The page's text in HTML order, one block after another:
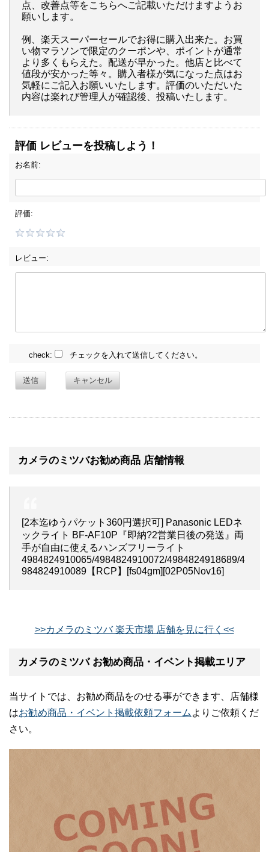
点、改善点等をこちらへご記載いただけますようお
願いします。
例、楽天スーパーセールでお得に購入出来た。お買
い物マラソンで限定のクーポンや、ポイントが通常
より多くもらえた。配送が早かった。他店と比べて
値段が安かった等々。購入者様が気になった点はお
気軽にご記入お願いいたします。評価のいただいた
内容は楽れび管理人が確認後、投稿いたします。
評価 レビューを投稿しよう！
お名前:
評価:
レビュー:
check: チェックを入れて送信してください。
送信 キャンセル
カメラのミツバお勧め商品 店舗情報
[2本迄ゆうパケット360円選択可] Panasonic LEDネ
ックライト BF-AF10P『即納?2営業日後の発送』両
手が自由に使えるハンズフリーライト
4984824910065/4984824910072/4984824918689/4
984824910089【RCP】[fs04gm][02P05Nov16]
>>カメラのミツバ 楽天市場 店舗を見に行く<<
カメラのミツバ お勧め商品・イベント掲載エリア
当サイトでは、お勧め商品をのせる事ができます、店舗様
はお勧め商品・イベント掲載依頼フォーム よりご依頼くだ
さい。